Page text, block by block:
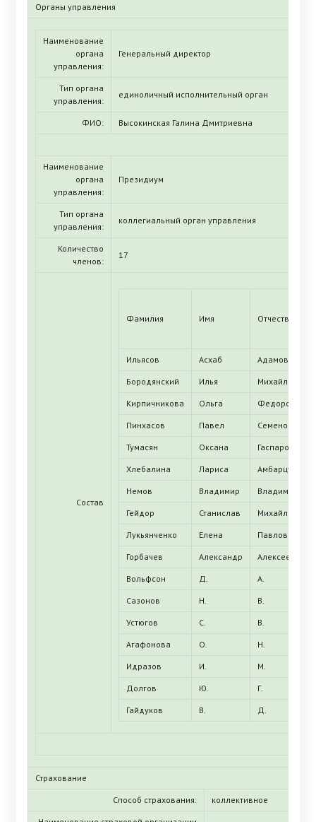
Органы управления
Наименование
органа
управления:
Генеральный директор
Тип органа
управления:
единоличный исполнительный орган
ФИО: Высокинская Галина Дмитриевна
Наименование
органа
управления:
Президиум
Тип органа
управления:
коллегиальный орган управления
Количество
членов:
17
Состав
Фамилия Имя Отчество
Ильясов Асхаб Адамович
Бородянский Илья Михайлович
Кирпичникова Ольга Федоровна
Пинхасов Павел Семенович
Тумасян Оксана Гаспаровна
Хлебалина Лариса
Немов Владимир
Гейдор Станислав Михайлович
Лукьянченко Елена Павловна
Горбачев Александр Алексеевич
Вольфсон Д. А.
Сазонов Н. В.
Устюгов С. В.
Агафонова О. Н.
Идразов И. М.
Долгов Ю. Г.
Гайдуков В. Д.
Страхование
Способ страхования: коллективное